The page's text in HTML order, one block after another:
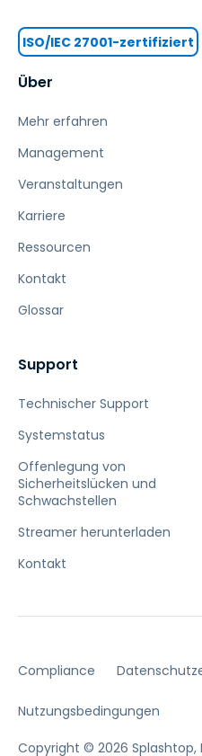
Über
Mehr erfahren
Management
Veranstaltungen
Karriere
Ressourcen
Kontakt
Glossar
Support
Technischer Support
Systemstatus
Offenlegung von
Sicherheitslücken und
Schwachstellen
Streamer herunterladen
Kontakt
ISO/IEC 27001-zertifiziert
Compliance
Nutzungsbedingungen
Copyright © 2026 Splashtop,